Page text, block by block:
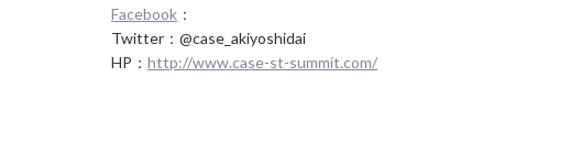
Facebook ：
Twitter：@case_akiyoshidai
HP： http://www.case-st-summit.com/